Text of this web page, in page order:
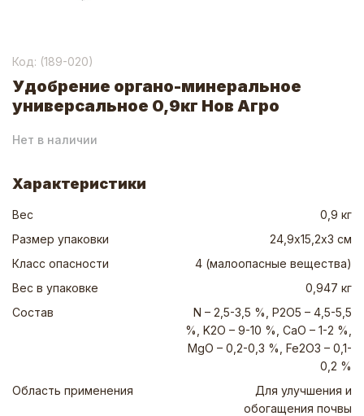
Код: (189-020)
Удобрение органо-минеральное
универсальное 0,9кг Нов Агро
Нет в наличии
Характеристики
Вес
0,9 кг
Размер упаковки
24,9х15,2х3 см
Класс опасности
4 (малоопасные вещества)
Вес в упаковке
0,947 кг
Состав
N – 2,5-3,5 %, P2O5 – 4,5-5,5
%, K2O – 9-10 %, CaO – 1-2 %,
MgO – 0,2-0,3 %, Fe2O3 – 0,1-
0,2 %
Область применения
Для улучшения и
обогащения почвы